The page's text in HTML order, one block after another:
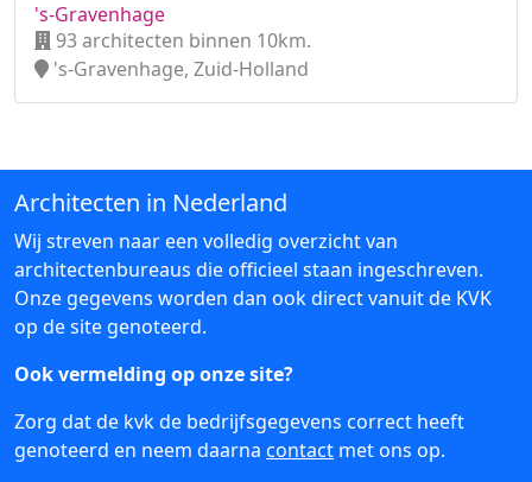
's-Gravenhage
93 architecten binnen 10km.
's-Gravenhage, Zuid-Holland
Architecten in Nederland
Wij streven naar een volledig overzicht van
architectenbureaus die officieel staan ingeschreven.
Onze gegevens worden dan ook direct vanuit de KVK
op de site genoteerd.
Ook vermelding op onze site?
Zorg dat de kvk de bedrijfsgegevens correct heeft
genoteerd en neem daarna contact met ons op.